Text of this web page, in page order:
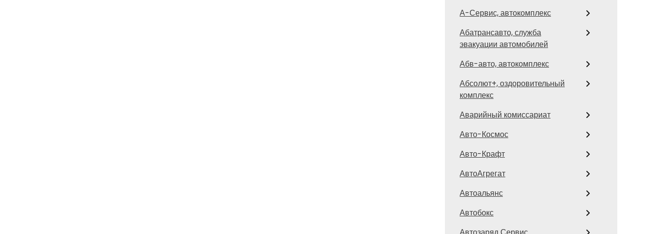
А-Сервис, автокомплекс
Абатрансавто, служба
эвакуации автомобилей
Абв-авто, автокомплекс
Абсолют+, оздоровительный
комплекс
Аварийный комиссариат
Авто-Космос
Авто-Крафт
АвтоАгрегат
Автоальянс
Автобокс